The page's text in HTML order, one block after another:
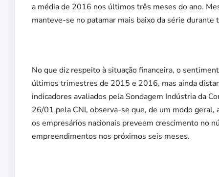
a média de 2016 nos últimos três meses do ano.
manteve-se no patamar mais baixo da série durante
No que diz respeito à situação financeira, o
últimos trimestres de 2015 e 2016, mas ainda
indicadores avaliados pela Sondagem Indústria da
26/01 pela CNI, observa-se que, de um modo geral,
os empresários nacionais preveem crescimento no
empreendimentos nos próximos seis meses.